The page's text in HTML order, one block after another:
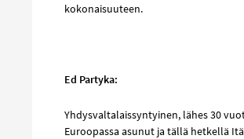
kokonaisuuteen.
Ed Partyka:
Yhdysvaltalaissyntyinen, lähes 30
Euroopassa asunut ja tällä hetkellä